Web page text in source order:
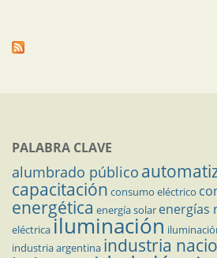
PALABRA CLAVE
alumbrado público
capacitación consumo eléctrico
energética energía solar energías
eléctricailuminación
industria argentina industria